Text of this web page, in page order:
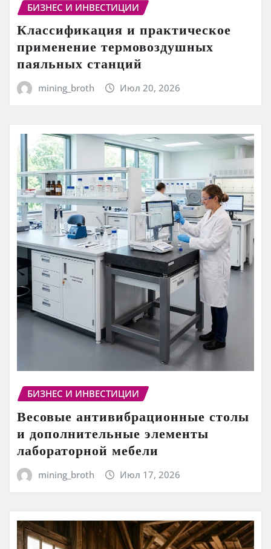
БИЗНЕС И ИНВЕСТИЦИИ
Классификация и практическое
применение термовоздушных
паяльных станций
mining_broth Июл 20, 2026
БИЗНЕС И ИНВЕСТИЦИИ
Весовые антивибрационные столы
и дополнительные элементы
лабораторной мебели
mining_broth Июл 17, 2026